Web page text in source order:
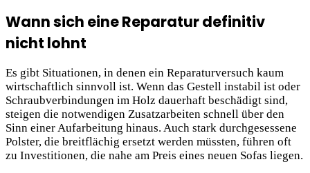
Wann sich eine Reparatur definitiv
nicht lohnt
Es gibt Situationen, in denen ein Reparaturversuch kaum
wirtschaftlich sinnvoll ist. Wenn das Gestell instabil ist oder
Schraubverbindungen im Holz dauerhaft beschädigt sind,
steigen die notwendigen Zusatzarbeiten schnell über den
Sinn einer Aufarbeitung hinaus. Auch stark durchgesessene
Polster, die breitflächig ersetzt werden müssten, führen oft
zu Investitionen, die nahe am Preis eines neuen Sofas liegen.